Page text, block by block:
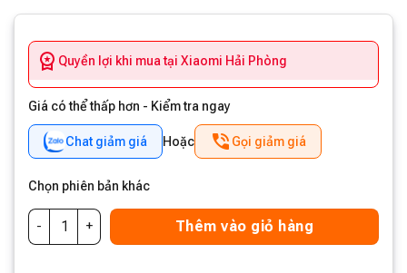
Quyền lợi khi mua tại Xiaomi Hải Phòng
Giá có thể thấp hơn - Kiểm tra ngay
Chat giảm giá Hoặc Gọi giảm giá
Chọn phiên bản khác
Thêm vào giỏ hàng